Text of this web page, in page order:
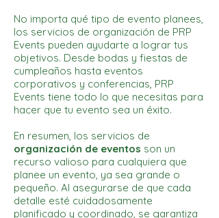
No importa qué tipo de evento planees,
los servicios de organización de PRP
Events pueden ayudarte a lograr tus
objetivos. Desde bodas y fiestas de
cumpleaños hasta eventos
corporativos y conferencias, PRP
Events tiene todo lo que necesitas para
hacer que tu evento sea un éxito.
En resumen, los servicios de
organización de eventos son un
recurso valioso para cualquiera que
planee un evento, ya sea grande o
pequeño. Al asegurarse de que cada
detalle esté cuidadosamente
planificado y coordinado, se garantiza